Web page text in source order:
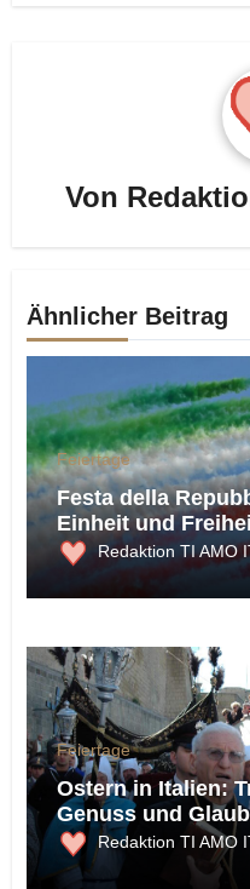
Von
Ähnlicher Beitrag
Feiertage
Festa della
Einheit und
Redaktion TI AMO
Feiertage
Ostern in Italien:
Genuss und
Redaktion TI AMO